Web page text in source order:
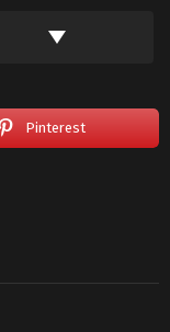
Pinterest